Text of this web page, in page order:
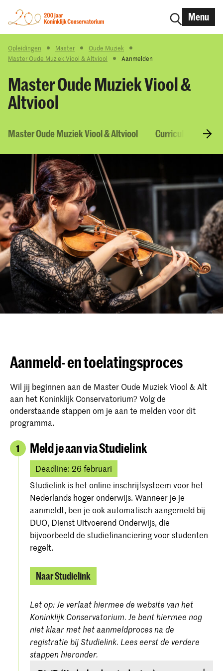
Menu
Opleidingen Master
Oude Muziek
Master Oude Muziek Viool & Altviool
Aanmelden
Master Oude Muziek Viool &
Altviool
Master Oude Muziek Viool & Altviool Curriculum &
Aanmeld- en toelatingsproces
Wil jij beginnen aan de Master Oude Muziek Viool & Alt
aan het Koninklijk Conservatorium? Volg de
onderstaande stappen om je aan te melden voor dit
programma.
1 Meld je aan via Studielink
Deadline: 26 februari
Studielink is het online inschrijfsysteem voor het
Nederlands hoger onderwijs. Wanneer je je
aanmeldt, ben je ook automatisch aangemeld bij
DUO, Dienst Uitvoerend Onderwijs, die
bijvoorbeeld de studiefinanciering voor studenten
regelt.
Naar Studielink
Let op: Je verlaat hiermee de website van het
Koninklijk Conservatorium. Je bent hiermee nog
niet klaar met het aanmeldproces na de
registratie bij Studielink. Lees eerst de verdere
stappen hieronder.